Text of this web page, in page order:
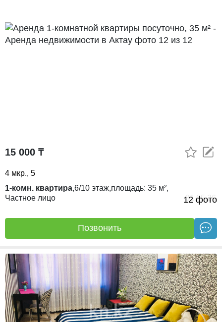
12 фото
15 000 ₸
4 мкр., 5
1-комн. квартира,6/10 этаж,площадь: 35 м²,
Частное лицо
31.05.26
Позвонить